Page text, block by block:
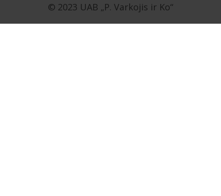
© 2023 UAB „P. Varkojis ir Ko“